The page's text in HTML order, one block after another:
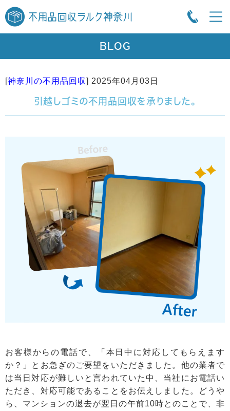
BLOG
[神奈川の不用品回収] 2025年04月03日
引越しゴミの不用品回収を承りました。
お客様からの電話で、「本日中に対応してもらえます
か？」とお急ぎのご要望をいただきました。他の業者で
は当日対応が難しいと言われていた中、当社にお電話い
ただき、対応可能であることをお伝えしました。どうや
ら、マンションの退去が翌日の午前10時とのことで、非